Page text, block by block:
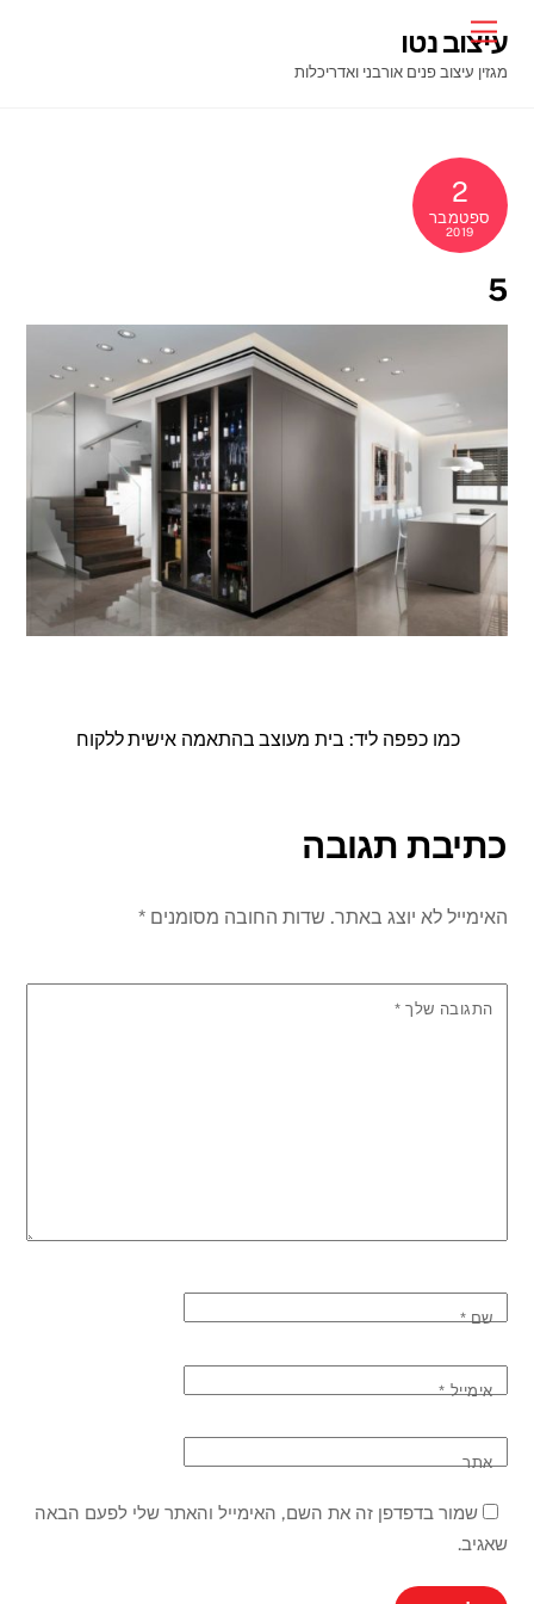
content
Menu
עיצוב נטו
מגזין עיצוב פנים אורבני ואדריכלות
2
ספטמבר
2019
5
כמו כפפה ליד: בית מעוצב בהתאמה אישית ללקוח
כתיבת תגובה
האימייל לא יוצג באתר. שדות החובה מסומנים*
התגובה שלך *
שם*
אימייל*
אתר
שמור בדפדפן זה את השם, האימייל והאתר שלי לפעם הבאה
שאגיב.